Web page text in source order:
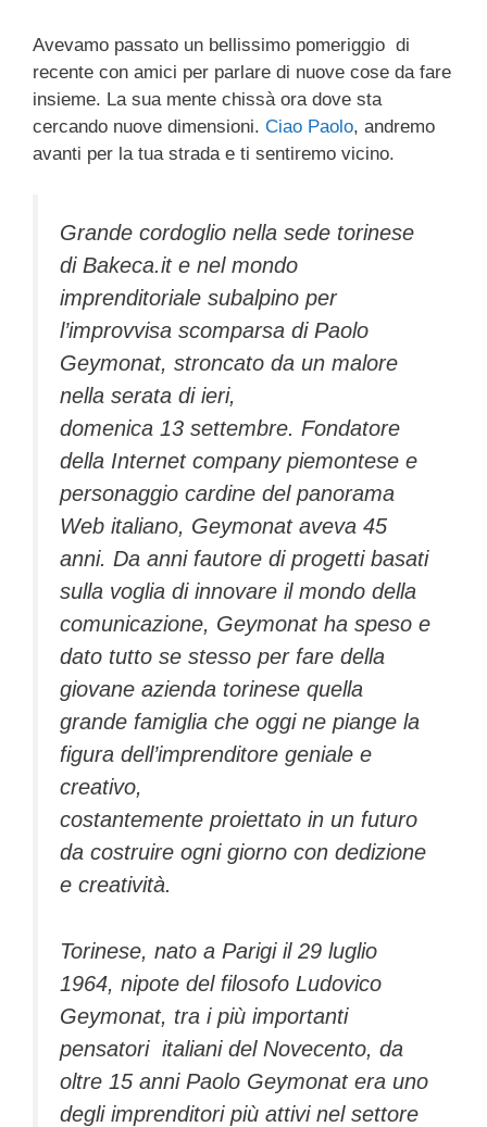
Avevamo passato un bellissimo pomeriggio di
recente con amici per parlare di nuove cose da fare
insieme. La sua mente chissà ora dove sta
cercando nuove dimensioni. Ciao Paolo, andremo
avanti per la tua strada e ti sentiremo vicino.
Grande cordoglio nella sede torinese
di Bakeca.it e nel mondo
imprenditoriale subalpino per
l’improvvisa scomparsa di Paolo
Geymonat, stroncato da un malore
nella serata di ieri,
domenica 13 settembre. Fondatore
della Internet company piemontese e
personaggio cardine del panorama
Web italiano, Geymonat aveva 45
anni. Da anni fautore di progetti basati
sulla voglia di innovare il mondo della
comunicazione, Geymonat ha speso e
dato tutto se stesso per fare della
giovane azienda torinese quella
grande famiglia che oggi ne piange la
figura dell’imprenditore geniale e
creativo,
costantemente proiettato in un futuro
da costruire ogni giorno con dedizione
e creatività.
Torinese, nato a Parigi il 29 luglio
1964, nipote del filosofo Ludovico
Geymonat, tra i più importanti
pensatori italiani del Novecento, da
oltre 15 anni Paolo Geymonat era uno
degli imprenditori più attivi nel settore